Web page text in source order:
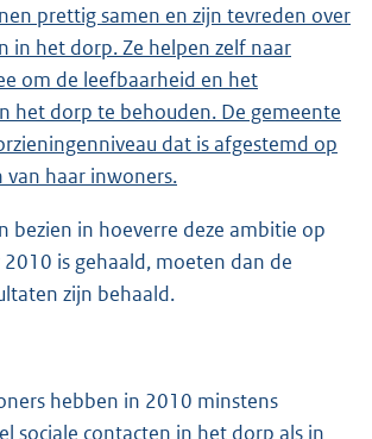
prettig samen en zijn tevreden over
in het dorp. Ze helpen zelf naar
om de leefbaarheid en het
het dorp te behouden. De gemeente
dat is afgestemd op
haar inwoners.
bezien in hoeverre deze ambitie op
is gehaald, moeten dan de
zijn behaald.
hebben in 2010 minstens
sociale contacten in het dorp als in